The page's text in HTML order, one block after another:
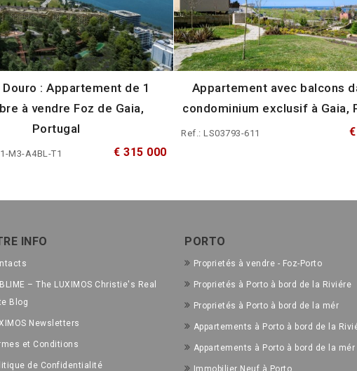
Douro : Appartement de 1
à vendre Foz de Gaia,
Portugal
M3-A4BL-T1 € 315 000
Appartement avec balcons
condominium exclusif à Gaia,
Ref.: LS03793-611
INFO
– The LUXIMOS Christie's Real
Blog
Newsletters
et Conditions
de Confidentialité
PORTO
Proprietés à vendre - Foz-Porto
Proprietés à Porto à bord de la Riviére
Proprietés à Porto à bord de la mér
Appartements à Porto à bord de la
Appartements à Porto à bord de la mér
Immobilier Neuf à Porto